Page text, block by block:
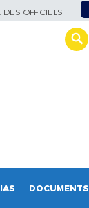
DES OFFICIELS
DOCUMENTS